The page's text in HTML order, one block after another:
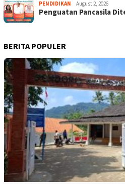
PENDIDIKAN August 2, 2026
Penguatan Pancasila
BERITA POPULER